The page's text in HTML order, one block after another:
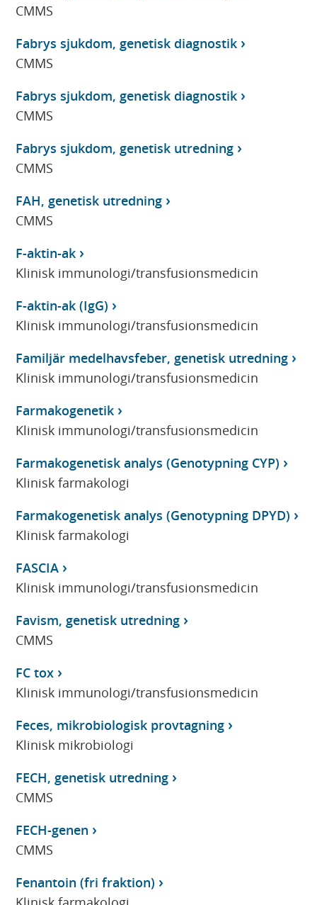
CMMS
Fabrys sjukdom, genetisk diagnostik
CMMS
Fabrys sjukdom, genetisk diagnostik
CMMS
Fabrys sjukdom, genetisk utredning
CMMS
FAH, genetisk utredning
CMMS
F-aktin-ak
Klinisk immunologi/transfusionsmedicin
F-aktin-ak (IgG)
Klinisk immunologi/transfusionsmedicin
Familjär medelhavsfeber, genetisk utredning
Klinisk immunologi/transfusionsmedicin
Farmakogenetik
Klinisk immunologi/transfusionsmedicin
Farmakogenetisk analys (Genotypning CYP)
Klinisk farmakologi
Farmakogenetisk analys (Genotypning DPYD)
Klinisk farmakologi
FASCIA
Klinisk immunologi/transfusionsmedicin
Favism, genetisk utredning
CMMS
FC tox
Klinisk immunologi/transfusionsmedicin
Feces, mikrobiologisk provtagning
Klinisk mikrobiologi
FECH, genetisk utredning
CMMS
FECH-genen
CMMS
Fenantoin (fri fraktion)